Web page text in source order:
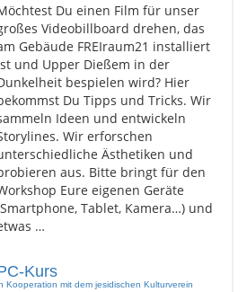
Du einen Film für unser
Videobillboard drehen, das
Gebäude FREIraum21 installiert
und Upper Dießem in der
bespielen wird? Hier
Du Tipps und Tricks. Wir
Ideen und entwickeln
Wir erforschen
Ästhetiken und
aus. Bitte bringt für den
Eure eigenen Geräte
Tablet, Kamera…) und
…
Kurs
Kooperation mit dem jesidischen Kulturverein